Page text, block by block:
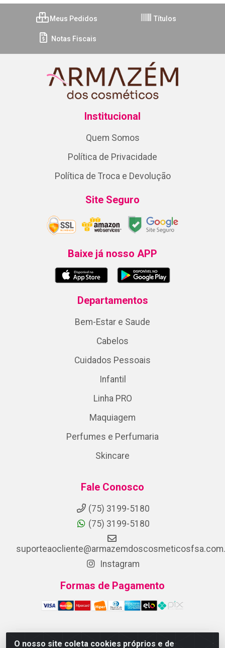
O nosso site coleta cookies próprios e de
Meus Pedidos Títulos
Notas Fiscais
Institucional
Quem Somos
Política de Privacidade
Política de Troca e Devolução
Site Seguro
Baixe já nosso APP
Departamentos
Bem-Estar e Saude
Cabelos
Cuidados Pessoais
Infantil
Linha PRO
Maquiagem
Perfumes e Perfumaria
Skincare
Fale Conosco
(75) 3199-5180
(75) 3199-5180
Instagram
Formas de Pagamento
ARMAZEM DOS COSMETICOS DISTRIBUIDORA LTDA -